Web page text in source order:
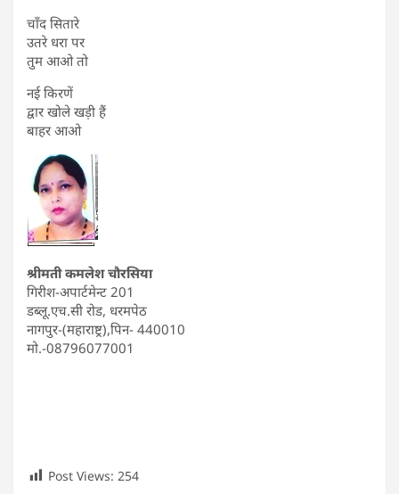
चाँद सितारे
उतरे धरा पर
तुम आओ तो
नई किरणें
द्वार खोले खड़ी हैं
बाहर आओ
श्रीमती कमलेश चौरसिया
गिरीश-अपार्टमेन्ट 201
डब्लू.एच.सी रोड, धरमपेठ
नागपुर-(महाराष्ट्र),पिन- 440010
मो.-08796077001
Post Views: 254